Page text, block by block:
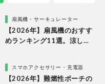
扇風機・サーキュレーター
【2026年】扇風機のおすす
めランキング11選。涼しい
スマホアクセサリー・充電器
【2026年】難燃性ポーチの